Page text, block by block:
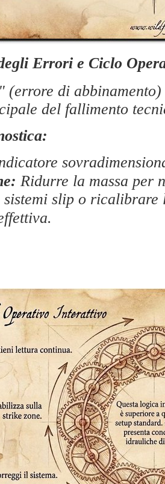
Errori e Ciclo
di
del fallimento
Ridurre la massa per
sistemi slip o